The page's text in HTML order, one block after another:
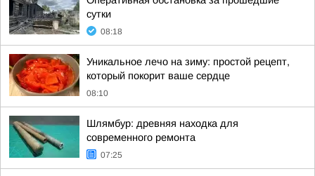
сутки
08:18
Уникальное лечо на зиму: простой рецепт,
который покорит ваше сердце
08:10
Шлямбур: древняя находка для
современного ремонта
07:25